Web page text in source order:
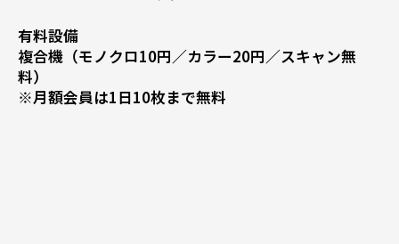
有料設備
複合機（モノクロ10円／カラー20円／スキャン無
料）
※月額会員は1日10枚まで無料